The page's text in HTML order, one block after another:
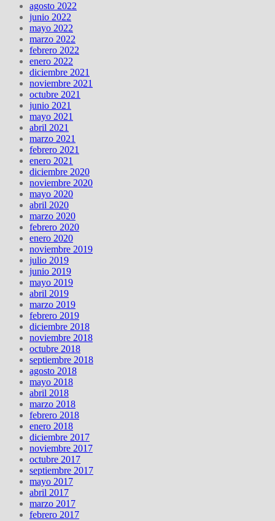
agosto 2022
junio 2022
mayo 2022
marzo 2022
febrero 2022
enero 2022
diciembre 2021
noviembre 2021
octubre 2021
junio 2021
mayo 2021
abril 2021
marzo 2021
febrero 2021
enero 2021
diciembre 2020
noviembre 2020
mayo 2020
abril 2020
marzo 2020
febrero 2020
enero 2020
noviembre 2019
julio 2019
junio 2019
mayo 2019
abril 2019
marzo 2019
febrero 2019
diciembre 2018
noviembre 2018
octubre 2018
septiembre 2018
agosto 2018
mayo 2018
abril 2018
marzo 2018
febrero 2018
enero 2018
diciembre 2017
noviembre 2017
octubre 2017
septiembre 2017
mayo 2017
abril 2017
marzo 2017
febrero 2017